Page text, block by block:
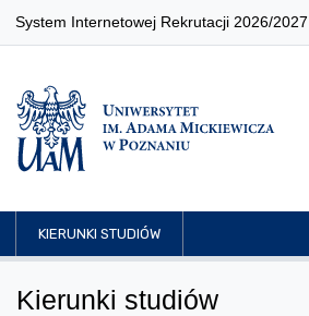
System Internetowej Rekrutacji 2026/2027
KIERUNKI STUDIÓW
Kierunki studiów